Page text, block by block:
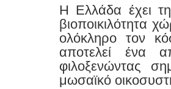
Η Ελλάδα έχει
βιοποικιλότητα
ολόκληρο τον
αποτελεί ένα
φιλοξενώντας
μωσαϊκό